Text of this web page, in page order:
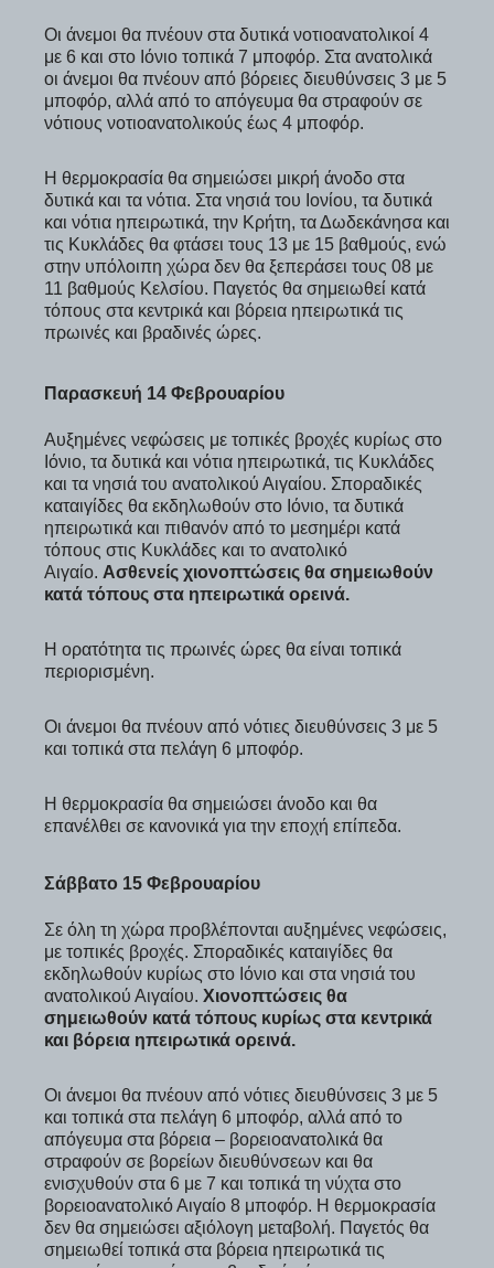
Οι άνεμοι θα πνέουν στα δυτικά νοτιοανατολικοί 4
με 6 και στο Ιόνιο τοπικά 7 μποφόρ. Στα ανατολικά
οι άνεμοι θα πνέουν από βόρειες διευθύνσεις 3 με 5
μποφόρ, αλλά από το απόγευμα θα στραφούν σε
νότιους νοτιοανατολικούς έως 4 μποφόρ.
Η θερμοκρασία θα σημειώσει μικρή άνοδο στα
δυτικά και τα νότια. Στα νησιά του Ιονίου, τα δυτικά
και νότια ηπειρωτικά, την Κρήτη, τα Δωδεκάνησα και
τις Κυκλάδες θα φτάσει τους 13 με 15 βαθμούς, ενώ
στην υπόλοιπη χώρα δεν θα ξεπεράσει τους 08 με
11 βαθμούς Κελσίου. Παγετός θα σημειωθεί κατά
τόπους στα κεντρικά και βόρεια ηπειρωτικά τις
πρωινές και βραδινές ώρες.
Παρασκευή 14 Φεβρουαρίου
Αυξημένες νεφώσεις με τοπικές βροχές κυρίως στο
Ιόνιο, τα δυτικά και νότια ηπειρωτικά, τις Κυκλάδες
και τα νησιά του ανατολικού Αιγαίου. Σποραδικές
καταιγίδες θα εκδηλωθούν στο Ιόνιο, τα δυτικά
ηπειρωτικά και πιθανόν από το μεσημέρι κατά
τόπους στις Κυκλάδες και το ανατολικό
Αιγαίο. Ασθενείς χιονοπτώσεις θα σημειωθούν
κατά τόπους στα ηπειρωτικά ορεινά.
Η ορατότητα τις πρωινές ώρες θα είναι τοπικά
περιορισμένη.
Οι άνεμοι θα πνέουν από νότιες διευθύνσεις 3 με 5
και τοπικά στα πελάγη 6 μποφόρ.
Η θερμοκρασία θα σημειώσει άνοδο και θα
επανέλθει σε κανονικά για την εποχή επίπεδα.
Σάββατο 15 Φεβρουαρίου
Σε όλη τη χώρα προβλέπονται αυξημένες νεφώσεις,
με τοπικές βροχές. Σποραδικές καταιγίδες θα
εκδηλωθούν κυρίως στο Ιόνιο και στα νησιά του
ανατολικού Αιγαίου. Χιονοπτώσεις θα
σημειωθούν κατά τόπους κυρίως στα κεντρικά
και βόρεια ηπειρωτικά ορεινά.
Οι άνεμοι θα πνέουν από νότιες διευθύνσεις 3 με 5
και τοπικά στα πελάγη 6 μποφόρ, αλλά από το
απόγευμα στα βόρεια – βορειοανατολικά θα
στραφούν σε βορείων διευθύνσεων και θα
ενισχυθούν στα 6 με 7 και τοπικά τη νύχτα στο
βορειοανατολικό Αιγαίο 8 μποφόρ. Η θερμοκρασία
δεν θα σημειώσει αξιόλογη μεταβολή. Παγετός θα
σημειωθεί τοπικά στα βόρεια ηπειρωτικά τις